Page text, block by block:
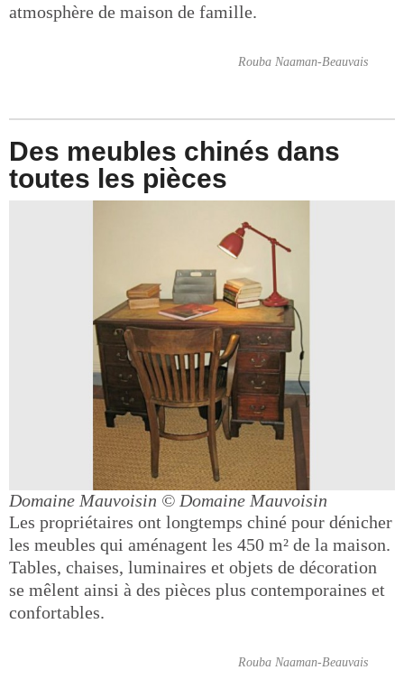
atmosphère de maison de famille.
Rouba Naaman-Beauvais
Des meubles chinés dans
toutes les pièces
Domaine Mauvoisin © Domaine Mauvoisin
Les propriétaires ont longtemps chiné pour dénicher
les meubles qui aménagent les 450 m² de la maison.
Tables, chaises, luminaires et objets de décoration
se mêlent ainsi à des pièces plus contemporaines et
confortables.
Rouba Naaman-Beauvais